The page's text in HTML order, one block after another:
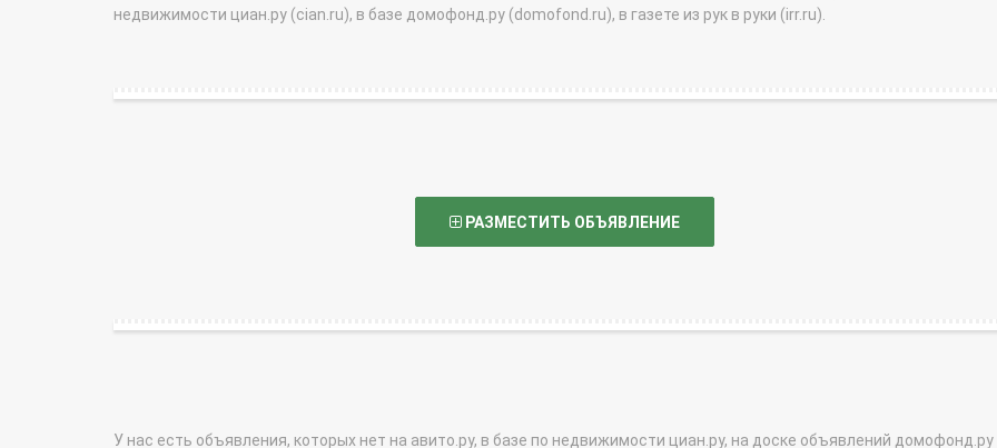
недвижимости циан.ру (cian.ru), в базе домофонд.ру (domofond.ru), в газете из рук в руки (irr.ru).
РАЗМЕСТИТЬ ОБЪЯВЛЕНИЕ
У нас есть объявления, которых нет на авито.ру, в базе по недвижимости циан.ру, на доске объявлений домофонд.ру